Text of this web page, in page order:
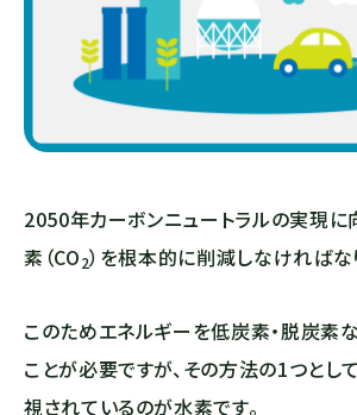
2050年カーボンニュートラルの実現に
素（CO2）を根本的に削減しなければな
このためエネルギーを低炭素・脱炭素
ことが必要ですが、その方法の1つとし
視されているのが水素です。